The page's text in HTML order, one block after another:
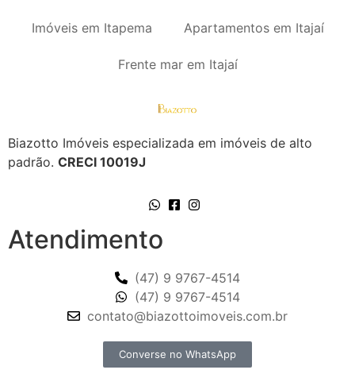
Imóveis em Itapema Apartamentos em Itajaí
Frente mar em Itajaí
Biazotto Imóveis especializada em imóveis de alto
padrão. CRECI 10019J
Atendimento
(47) 9 9767-4514
(47) 9 9767-4514
contato@biazottoimoveis.com.br
Converse no WhatsApp